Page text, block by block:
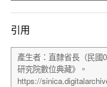
引用